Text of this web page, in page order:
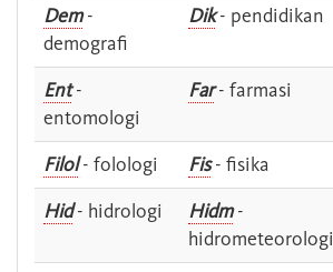
Dem-
demografi
Dik- pendidikan
Ent-
entomologi
Far- farmasi
Filol- folologi Fis- fisika
Hid- hidrologi Hidm-
hidrometeorologi